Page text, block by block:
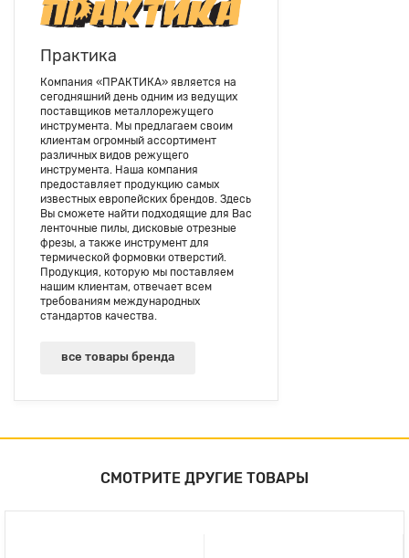
Практика
Компания «ПРАКТИКА» является на
сегодняшний день одним из ведущих
поставщиков металлорежущего
инструмента. Мы предлагаем своим
клиентам огромный ассортимент
различных видов режущего
инструмента. Наша компания
предоставляет продукцию самых
известных европейских брендов. Здесь
Вы сможете найти подходящие для Вас
ленточные пилы, дисковые отрезные
фрезы, а также инструмент для
термической формовки отверстий.
Продукция, которую мы поставляем
нашим клиентам, отвечает всем
требованиям международных
стандартов качества.
все товары бренда
СМОТРИТЕ ДРУГИЕ ТОВАРЫ